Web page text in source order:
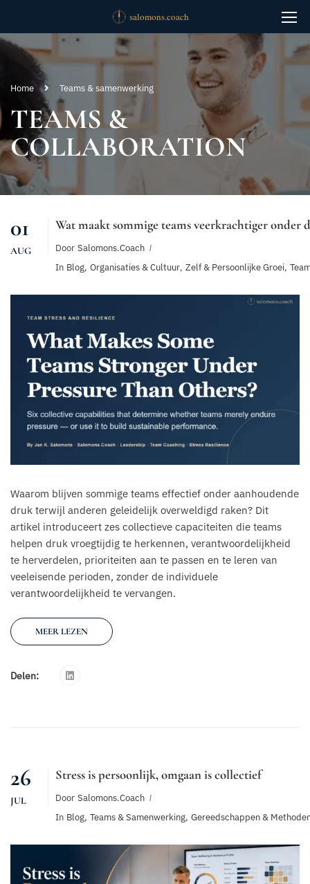
Home Teams & samenwerking
TEAMS &
COLLABORATION
01
AUG
Wat maakt sommige teams veerkrachtiger onder
Door Salomons.coach
In Blog, Organisaties & Cultuur, Zelf & Persoonlijke Groei,
Waarom blijven sommige teams effectief onder aanhoudende
druk terwijl anderen geleidelijk overweldigd raken? Dit
artikel introduceert zes collectieve capaciteiten die teams
helpen druk vroegtijdig te herkennen, verantwoordelijkheid
te herverdelen, prioriteiten aan te passen en te leren van
veeleisende perioden, zonder de individuele
verantwoordelijkheid te vervangen.
MEER LEZEN
Delen:
26
JUL
Stress is persoonlijk, omgaan is collectief
Door Salomons.coach
In Blog, Teams & Samenwerking, Gereedschappen &